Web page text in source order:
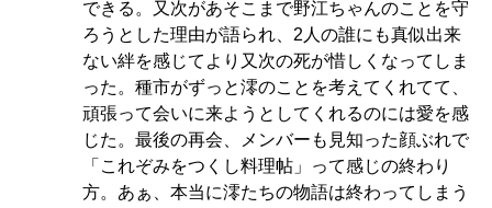
できる。又次があそこまで野江ちゃんのことを守
ろうとした理由が語られ、2人の誰にも真似出来
ない絆を感じてより又次の死が惜しくなってしま
った。種市がずっと澪のことを考えてくれてて、
頑張って会いに来ようとしてくれるのには愛を感
じた。最後の再会、メンバーも見知った顔ぶれで
「これぞみをつくし料理帖」って感じの終わり
方。あぁ、本当に澪たちの物語は終わってしまう